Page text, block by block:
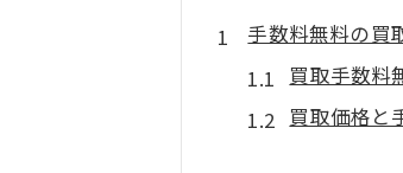
手数料無料の買
買取手数料
買取価格と
買取手数